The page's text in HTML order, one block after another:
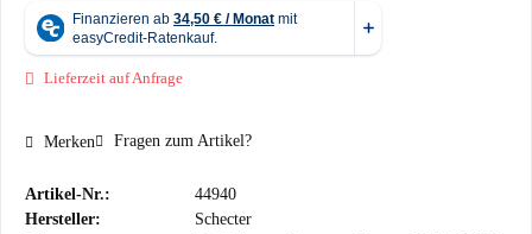
Lieferzeit auf Anfrage
Merken Fragen zum Artikel?
Artikel-Nr.:
44940
Hersteller:
Schecter